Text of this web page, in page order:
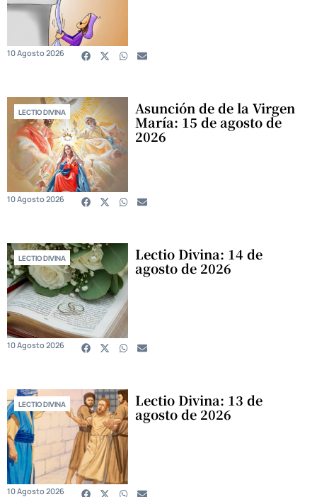
10 Agosto 2026
LECTIO DIVINA Asunción de de la Virgen
María: 15 de agosto de
2026
10 Agosto 2026
LECTIO DIVINA Lectio Divina: 14 de
agosto de 2026
10 Agosto 2026
LECTIO DIVINA Lectio Divina: 13 de
agosto de 2026
10 Agosto 2026